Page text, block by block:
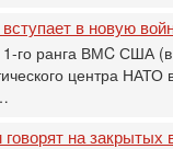
в новую
1-го ранга ВМC США
центра НАТО
на закрытых